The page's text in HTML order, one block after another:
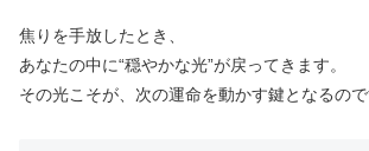
焦りを手放したとき、
あなたの中に“穏やかな光”が戻ってきます。
その光こそが、次の運命を動かす鍵となるので